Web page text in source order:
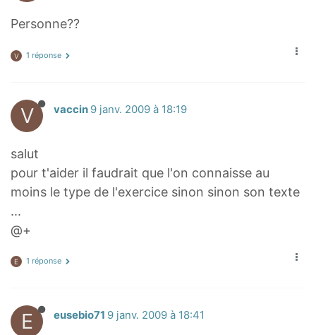
Personne??
V 1 réponse
V vaccin 9 janv. 2009 à 18:19
salut
pour t'aider il faudrait que l'on connaisse au
moins le type de l'exercice sinon sinon son texte
...
@+
E 1 réponse
E eusebio71 9 janv. 2009 à 18:41